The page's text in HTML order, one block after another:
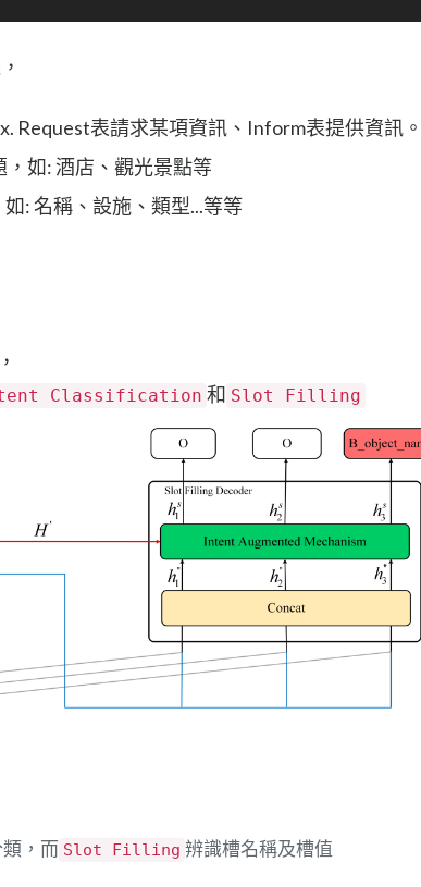
Request表請求某項資訊、Inform表提供資訊。
如: 酒店、觀光景點等
: 名稱、設施、類型...等等
Classification 和 Slot Filling
，而 Slot Filling 辨識槽名稱及槽值